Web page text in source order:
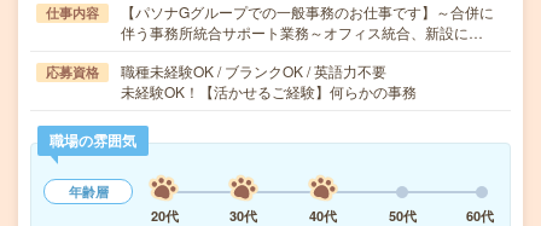
仕事内容
【パソナGグループでの一般事務のお仕事です】～合併に
伴う事務所統合サポート業務～オフィス統合、新設に…
応募資格
職種未経験OK / ブランクOK / 英語力不要
未経験OK！【活かせるご経験】何らかの事務
職場の雰囲気
年齢層
20代
30代 40代 50代
60代